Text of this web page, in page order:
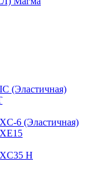
(Эластичная)
6 (Эластичная)
Н